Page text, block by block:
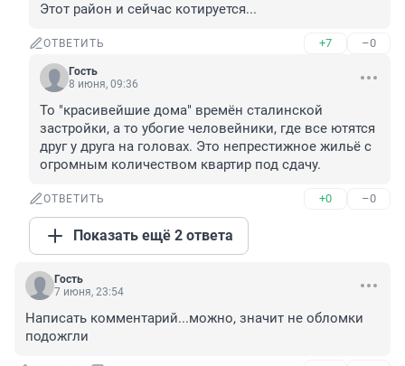
Этот район и сейчас котируется...
ОТВЕТИТЬ +7 –0
Гость
8 июня, 09:36
То "красивейшие дома" времён сталинской
застройки, а то убогие человейники, где все ютятся
друг у друга на головах. Это непрестижное жильё с
огромным количеством квартир под сдачу.
ОТВЕТИТЬ +0 –0
Показать ещё 2 ответа
Гость
7 июня, 23:54
Написать комментарий...можно, значит не обломки
подожгли